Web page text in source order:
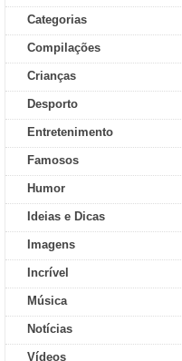
Categorias
Compilações
Crianças
Desporto
Entretenimento
Famosos
Humor
Ideias e Dicas
Imagens
Incrível
Música
Notícias
Vídeos